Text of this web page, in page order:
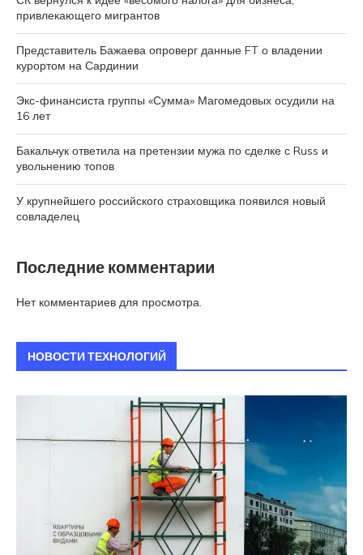
привлекающего мигрантов
Представитель Бажаева опроверг данные FT о владении
курортом на Сардинии
Экс-финансиста группы «Сумма» Магомедовых осудили на
16 лет
Бакальчук ответила на претензии мужа по сделке с Russ и
увольнению топов
У крупнейшего российского страховщика появился новый
совладелец
Последние комментарии
Нет комментариев для просмотра.
НОВОСТИ ТЕХНОЛОГИЙ